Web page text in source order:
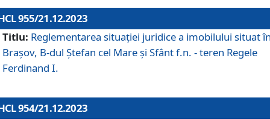
955/21.12.2023
Titlu: Reglementarea situației juridice a imobilului situat
Brașov, B-dul Ștefan cel Mare și Sfânt f.n. - teren Regele
Ferdinand I.
954/21.12.2023